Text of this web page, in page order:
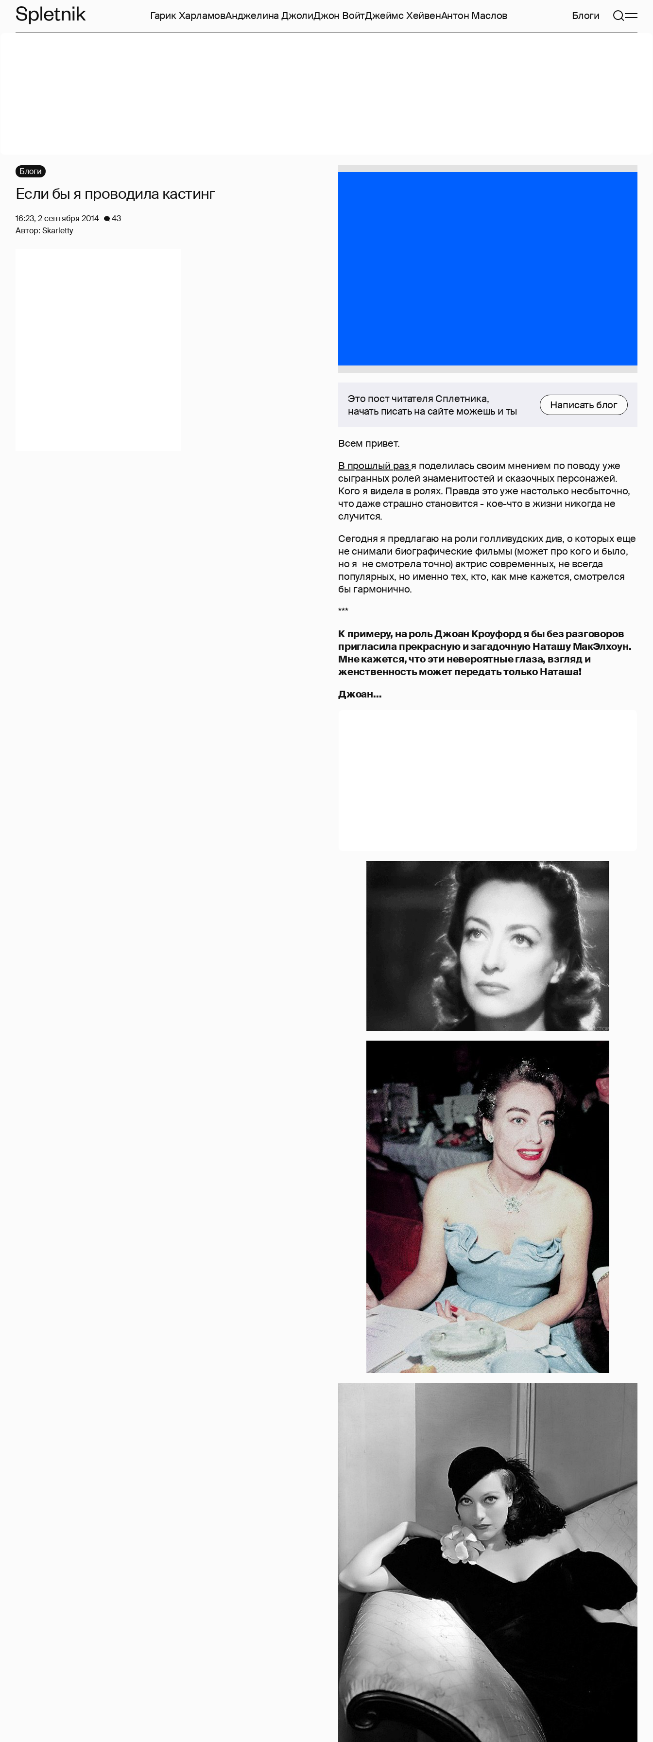
Гарик ХарламовАнджелина ДжолиДжон ВойтДжеймс ХейвенАнтон Маслов Блоги
Это пост читателя Сплетника,
начать писать на сайте можешь и ты
Написать блог
Всем привет.
В прошлый разя поделилась своим мнением по поводу уже
сыгранных ролей знаменитостей и сказочных персонажей.
Кого я видела в ролях. Правда это уже настолько несбыточно,
что даже страшно становится - кое-что в жизни никогда не
случится.
Сегодня я предлагаю на роли голливудских див, о которых еще
не снимали биографические фильмы (может про кого и было,
но я не смотрела точно) актрис современных, не всегда
популярных, но именно тех, кто, как мне кажется, смотрелся
бы гармонично.
***
К примеру, на роль Джоан Кроуфорд я бы без разговоров
пригласила прекрасную и загадочнуюНаташу МакЭлхоун.
Мне кажется, что эти невероятные глаза, взгляд и
женственность может передать только Наташа!
Джоан...
Блоги
Если бы я проводила кастинг
16:23, 2 сентября 2014
43
Автор: Skarletty